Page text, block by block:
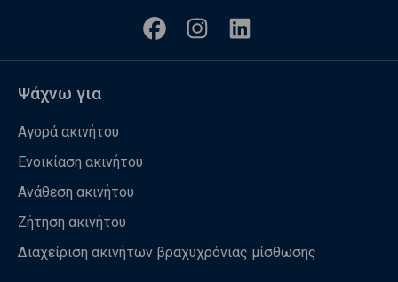
Ψάχνω για
Αγορά ακινήτου
Ενοικίαση ακινήτου
Ανάθεση ακινήτου
Ζήτηση ακινήτου
Διαχείριση ακινήτων βραχυχρόνιας μίσθωσης